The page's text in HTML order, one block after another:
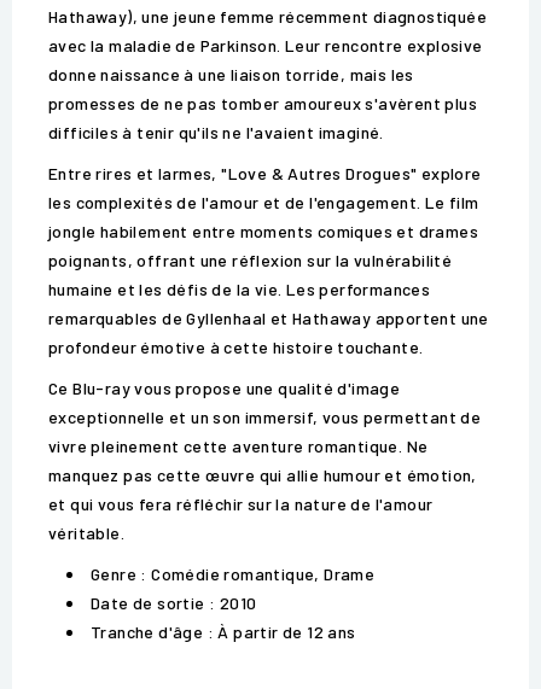
Hathaway), une jeune femme récemment diagnostiquée
avec la maladie de Parkinson. Leur rencontre explosive
donne naissance à une liaison torride, mais les
promesses de ne pas tomber amoureux s'avèrent plus
difficiles à tenir qu'ils ne l'avaient imaginé.
Entre rires et larmes, "Love & Autres Drogues" explore
les complexités de l'amour et de l'engagement. Le film
jongle habilement entre moments comiques et drames
poignants, offrant une réflexion sur la vulnérabilité
humaine et les défis de la vie. Les performances
remarquables de Gyllenhaal et Hathaway apportent une
profondeur émotive à cette histoire touchante.
Ce Blu-ray vous propose une qualité d'image
exceptionnelle et un son immersif, vous permettant de
vivre pleinement cette aventure romantique. Ne
manquez pas cette œuvre qui allie humour et émotion,
et qui vous fera réfléchir sur la nature de l'amour
véritable.
Genre : Comédie romantique, Drame
Date de sortie : 2010
Tranche d'âge : À partir de 12 ans